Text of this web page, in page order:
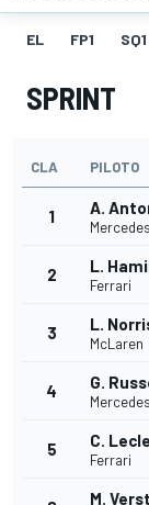
EL FP1 SQ1
SPRINT
CLA PILOTO
1 A.
Mercedes
2 L.
Ferrari
3 L.
McLaren
4 G.
Mercedes
5 C.
Ferrari
M.